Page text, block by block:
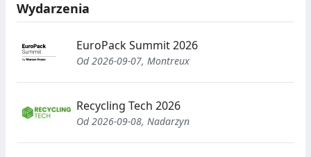
Wydarzenia
EuroPack Summit 2026
Od 2026-09-07, Montreux
Recycling Tech 2026
Od 2026-09-08, Nadarzyn